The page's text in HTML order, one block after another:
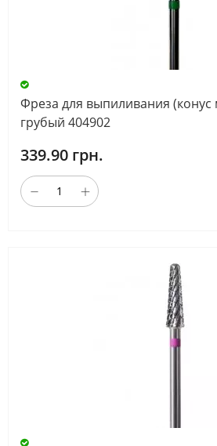
Фреза для выпиливания (конус
грубый 404902
339.90 грн.